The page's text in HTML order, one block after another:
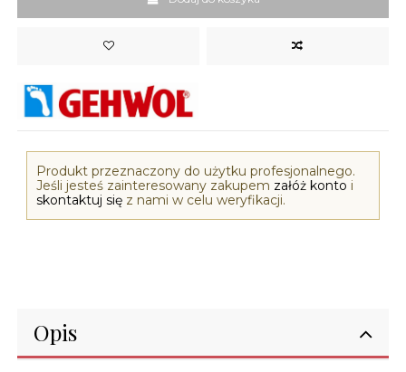
Produkt przeznaczony do użytku profesjonalnego.
Jeśli jesteś zainteresowany zakupem załóż konto i
skontaktuj się z nami w celu weryfikacji.
Opis